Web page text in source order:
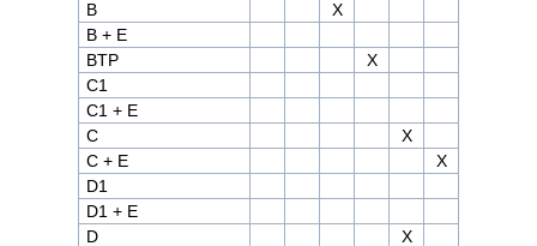
B
X
B + E
BTP
X
C1
C1 + E
C
X
C + E
X
D1
D1 + E
D
X